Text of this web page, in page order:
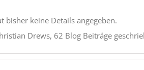
bisher keine Details angegeben.
Drews, 62 Blog Beiträge